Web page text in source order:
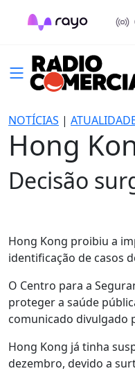
NOTÍCIAS |
Hong
Decisão
Hong Kong proibiu a
identificação de casos
O Centro para a
proteger a saúde
comunicado divulgado
Hong Kong já tinha
dezembro, devido a